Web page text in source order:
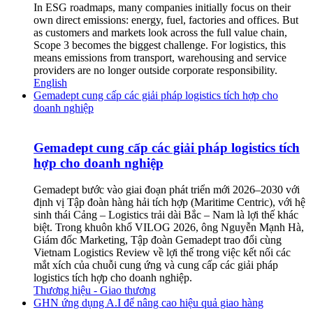
In ESG roadmaps, many companies initially focus on their
own direct emissions: energy, fuel, factories and offices. But
as customers and markets look across the full value chain,
Scope 3 becomes the biggest challenge. For logistics, this
means emissions from transport, warehousing and service
providers are no longer outside corporate responsibility.
English
Gemadept cung cấp các giải pháp logistics tích hợp cho
doanh nghiệp
Gemadept cung cấp các giải pháp logistics tích
hợp cho doanh nghiệp
Gemadept bước vào giai đoạn phát triển mới 2026–2030 với
định vị Tập đoàn hàng hải tích hợp (Maritime Centric), với hệ
sinh thái Cảng – Logistics trải dài Bắc – Nam là lợi thế khác
biệt. Trong khuôn khổ VILOG 2026, ông Nguyễn Mạnh Hà,
Giám đốc Marketing, Tập đoàn Gemadept trao đổi cùng
Vietnam Logistics Review về lợi thế trong việc kết nối các
mắt xích của chuỗi cung ứng và cung cấp các giải pháp
logistics tích hợp cho doanh nghiệp.
Thương hiệu - Giao thương
GHN ứng dụng A.I để nâng cao hiệu quả giao hàng